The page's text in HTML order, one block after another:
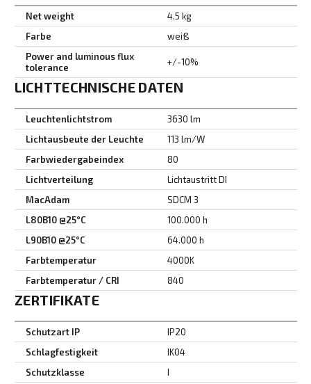
Net weight
4.5 kg
Farbe
weiß
Power and luminous flux
tolerance
+/-10%
LICHTTECHNISCHE DATEN
Leuchtenlichtstrom
3630 lm
Lichtausbeute der Leuchte
113 lm/W
Farbwiedergabeindex
80
Lichtverteilung
Lichtaustritt DI
MacAdam
SDCM 3
L80B10 @25°C
100.000 h
L90B10 @25°C
64.000 h
Farbtemperatur
4000K
Farbtemperatur / CRI
840
ZERTIFIKATE
Schutzart IP
IP20
Schlagfestigkeit
IK04
Schutzklasse
I